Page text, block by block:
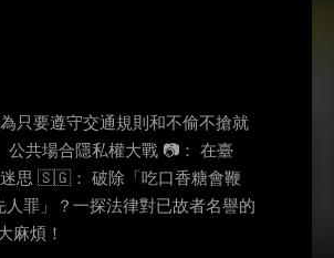
只要遵守交通規則和不偷不搶就
共場合隱私權大戰 📷： 在臺
迷思 🇸🇬： 破除「吃口香糖會鞭
罪」？一探法律對已故者名譽的
麻煩！